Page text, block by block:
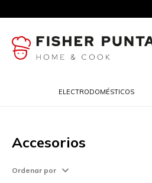
ELECTRODOMÉSTICOS
Accesorios
Ordenar por